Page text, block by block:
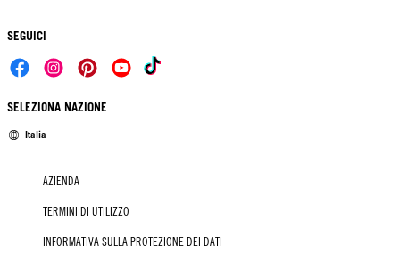
SEGUICI
SELEZIONA NAZIONE
Italia
AZIENDA
TERMINI DI UTILIZZO
INFORMATIVA SULLA PROTEZIONE DEI DATI